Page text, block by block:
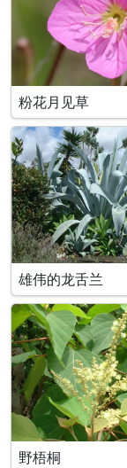
粉花月见草
雄伟的龙舌兰
野梧桐